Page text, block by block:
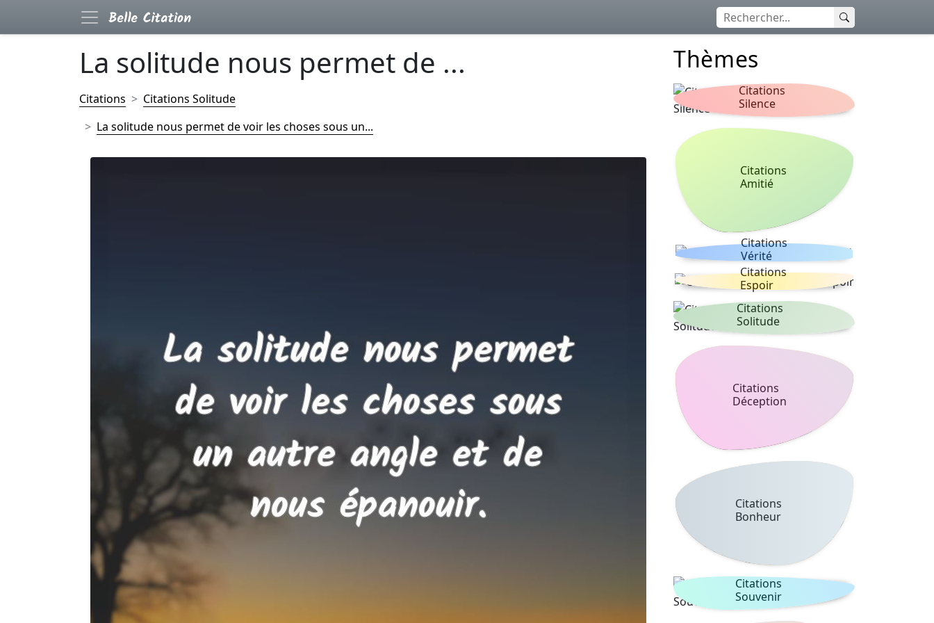
La solitude nous permet de ...
Citations
Citations Solitude
La solitude nous permet de voir les choses sous un...
Thèmes
Citations
Silence
Citations
Amitié
Citations
Vérité
Citations
Espoir
Citations
Solitude
Citations
Déception
Citations
Bonheur
Citations
Souvenir